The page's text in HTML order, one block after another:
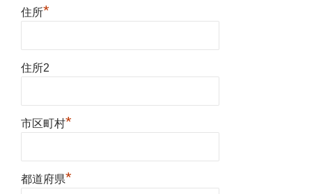
住所*
住所2
市区町村*
都道府県*